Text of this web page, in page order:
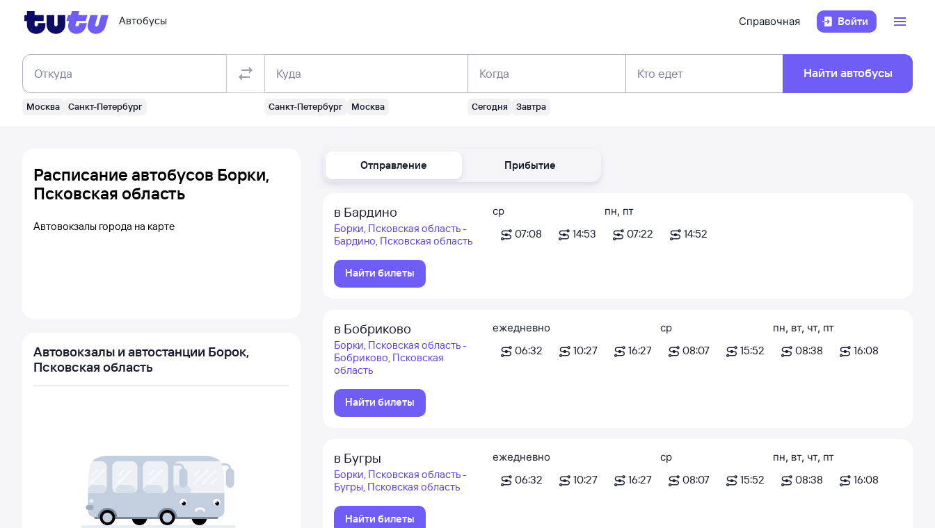
Автобусы Справочная Войти
Откуда
Москва Санкт-Петербург
Куда
Санкт-Петербург Москва
Когда
Сегодня Завтра
Кто едет Найти автобусы
Отправление Прибытие
в Бардино
Борки, Псковская область -
Бардино, Псковская область
Найти билеты
ср
07:08
14:53
пн, пт
07:22
14:52
в Бобриково
Борки, Псковская область -
Бобриково, Псковская
область
Найти билеты
ежедневно
06:32
10:27 16:27
ср
08:07
15:52
пн, вт, чт, пт
08:38
16:08
в Бугры
Борки, Псковская область -
Бугры, Псковская область
Найти билеты
ежедневно
06:32
10:27 16:27
ср
08:07
15:52
пн, вт, чт, пт
08:38
16:08
Расписание автобусов Борки,
Псковская область
Автовокзалы города на карте
Автовокзалы и автостанции Борок,
Псковская область